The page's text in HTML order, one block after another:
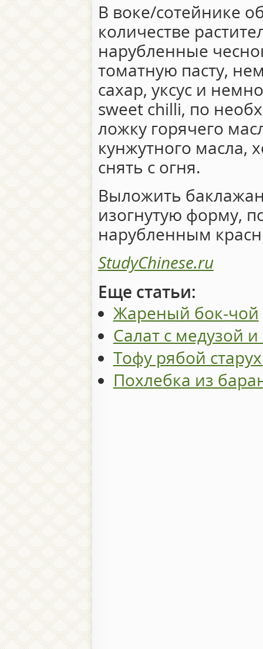
В воке/сотейнике
количестве
нарубленные
томатную пасту,
сахар, уксус и
sweet chilli, по
ложку горячего
кунжутного
снять с огня.
Выложить
изогнутую форму,
нарубленным
StudyChinese.ru
Еще статьи:
Жареный бок-чой
Салат с медузой
Тофу рябой
Похлебка из